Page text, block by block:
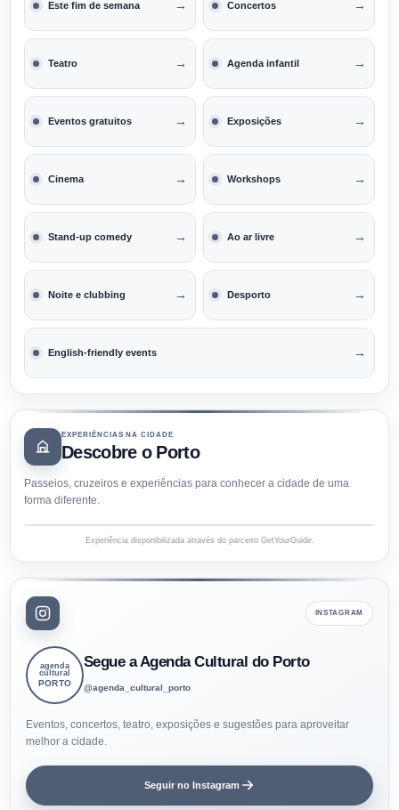
Este fim de semana → Concertos →
Teatro → Agenda infantil →
Eventos gratuitos → Exposições →
Cinema → Workshops →
Stand-up comedy → Ao ar livre →
Noite e clubbing → Desporto →
English-friendly events →
EXPERIÊNCIAS NA CIDADE
Descobre o Porto
Passeios, cruzeiros e experiências para conhecer a cidade de uma
forma diferente.
Experiência disponibilizada através do parceiro GetYourGuide.
INSTAGRAM
agenda
cultural
PORTO
Segue a Agenda Cultural do Porto
@agenda_cultural_porto
Eventos, concertos, teatro, exposições e sugestões para aproveitar
melhor a cidade.
Seguir no Instagram